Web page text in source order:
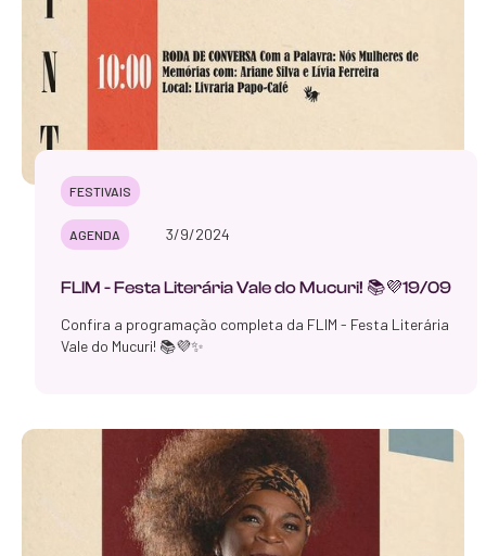
FESTIVAIS
AGENDA 3/9/2024
FLIM - Festa Literária Vale do Mucuri! 📚💜19/09
Confira a programação completa da FLIM - Festa Literária
Vale do Mucuri! 📚💜✨